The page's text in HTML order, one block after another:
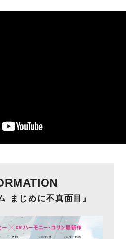
まじめに不真面目』